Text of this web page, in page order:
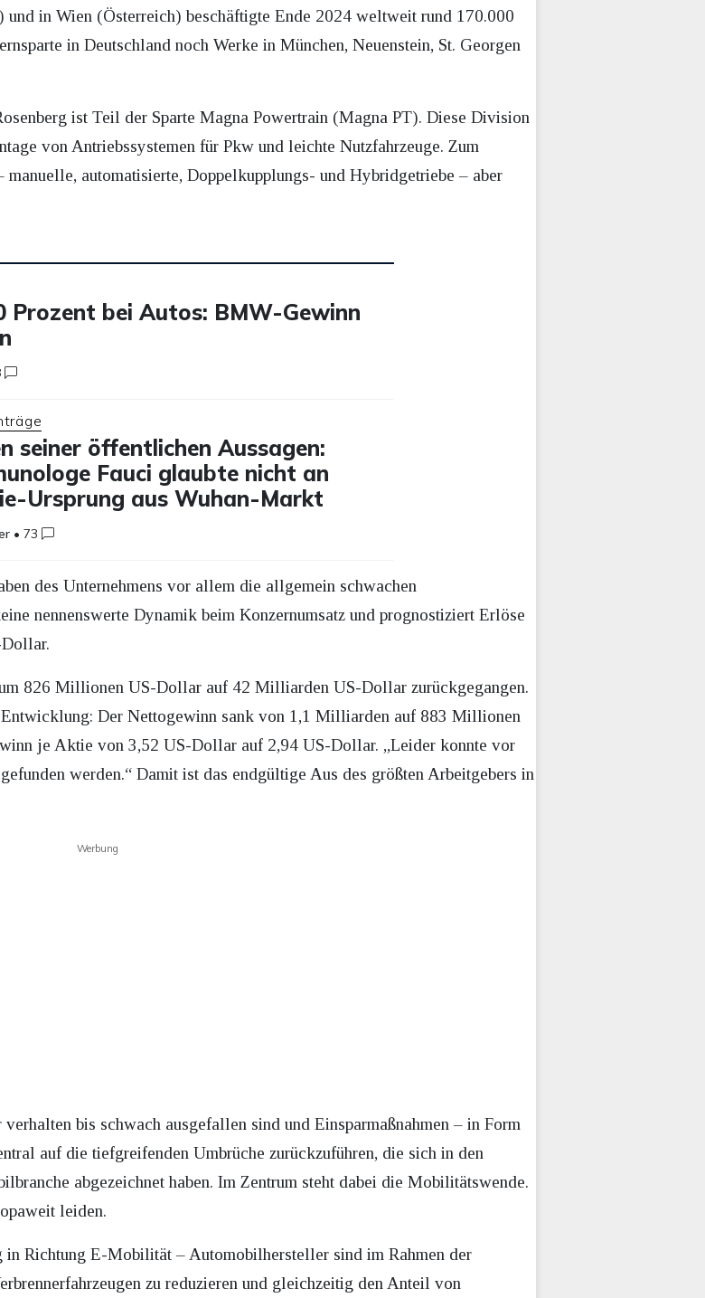
in Wien (Österreich) beschäftigte Ende 2024 weltweit rund 170.000
in Deutschland noch Werke in München, Neuenstein, St. Georgen
ist Teil der Sparte Magna Powertrain (Magna PT). Diese Division
von Antriebssystemen für Pkw und leichte Nutzfahrzeuge. Zum
automatisierte, Doppelkupplungs- und Hybridgetriebe – aber
Prozent bei Autos: BMW-Gewinn
seiner öffentlichen Aussagen:
Fauci glaubte nicht an
Ursprung aus Wuhan-Markt
•73
des Unternehmens vor allem die allgemein schwachen
nennenswerte Dynamik beim Konzernumsatz und prognostiziert Erlöse
826 Millionen US-Dollar auf 42 Milliarden US-Dollar zurückgegangen.
Der Nettogewinn sank von 1,1 Milliarden auf 883 Millionen
je Aktie von 3,52 US-Dollar auf 2,94 US-Dollar. „Leider konnte vor
werden.“ Damit ist das endgültige Aus des größten Arbeitgebers in
Werbung
bis schwach ausgefallen sind und Einsparmaßnahmen – in Form
auf die tiefgreifenden Umbrüche zurückzuführen, die sich in den
abgezeichnet haben. Im Zentrum steht dabei die Mobilitätswende.
leiden.
in Richtung E-Mobilität – Automobilhersteller sind im Rahmen der
zu reduzieren und gleichzeitig den Anteil von